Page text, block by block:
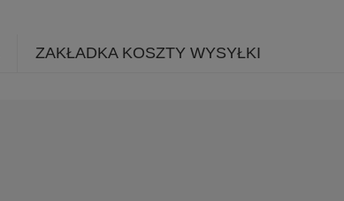
ZAKŁADKA KOSZTY WYSYŁKI